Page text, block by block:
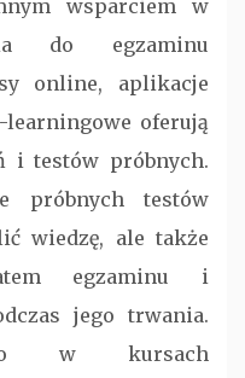
wsparciem w
do egzaminu
online, aplikacje
oferują
i testów próbnych.
próbnych testów
wiedzę, ale także
egzaminu i
jego trwania.
w kursach